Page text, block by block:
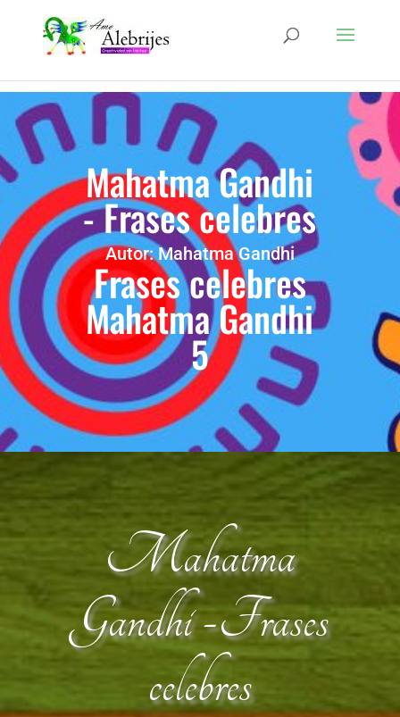
Mahatma Gandhi
- Frases celebres
Autor: Mahatma Gandhi
Frases celebres
Mahatma Gandhi
5
Mahatma
Gandhi -Frases
celebres